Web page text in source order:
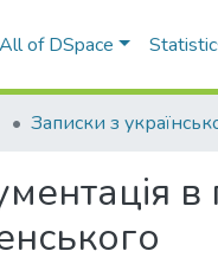
All of DSpace